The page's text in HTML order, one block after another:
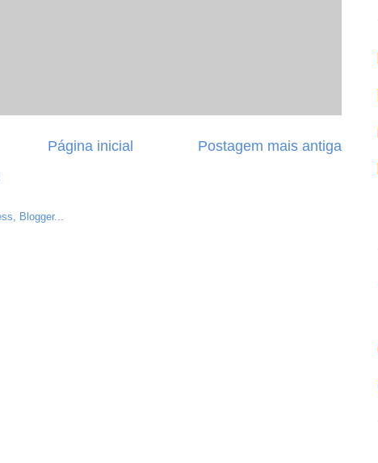
Postagem mais antiga
Página inicial